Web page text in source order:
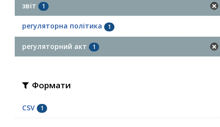
звіт 1
регуляторна політика 1
регуляторний акт 1
Формати
CSV 1